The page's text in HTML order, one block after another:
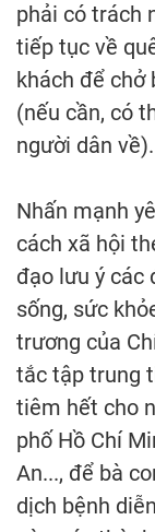
phải có trách
tiếp tục về
khách để chở
(nếu cần, có
người dân về).
Nhấn mạnh
cách xã hội
đạo lưu ý các
sống, sức
trương của
tắc tập trung
tiêm hết cho
phố Hồ Chí
An..., để bà
dịch bệnh